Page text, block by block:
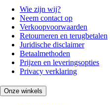
Wie zijn wij?
Neem contact op
Verkoopvoorwaarden
Retourneren en terugbetalen
Juridische disclaimer
Betaalmethoden
Prijzen en leveringsopties
Privacy verklaring
Onze winkels